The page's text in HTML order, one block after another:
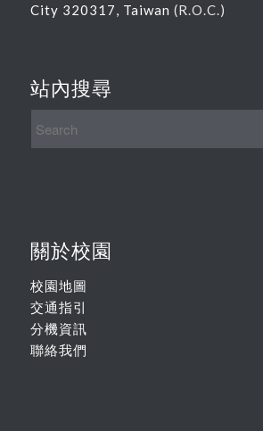
City 320317, Taiwan (R.O.C.)
站內搜尋
關於校園
校園地圖
交通指引
分機資訊
聯絡我們